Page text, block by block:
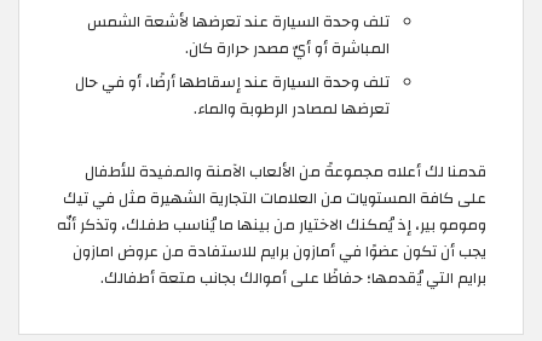
تلف وحدة السيارة عند تعرضها لأشعة الشمس
المباشرة أو أيّ مصدر حرارة كان.
تلف وحدة السيارة عند إسقاطها أرضًا، أو في حال
تعرضها لمصادر الرطوبة والماء.
قدمنا لك أعلاه مجموعةً من الألعاب الآمنة والمفيدة للأطفال
على كافة المستويات من العلامات التجارية الشهيرة مثل في تيك
ومومو بير، إذ يُمكنك الاختيار من بينها ما يُناسب طفلك، وتذكر أنّه
يجب أن تكون عضوًا في أمازون برايم للاستفادة من عروض امازون
برايم التي يُقدمها؛ حفاظًا على أموالك بجانب متعة أطفالك.